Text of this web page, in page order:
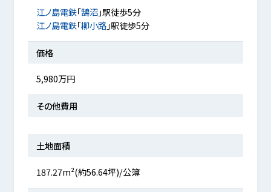
江ノ島電鉄「鵠沼」駅徒歩5分
江ノ島電鉄「柳小路」駅徒歩5分
価格
5,980万円
その他費用
土地面積
187.27m²(約56.64坪)/公簿